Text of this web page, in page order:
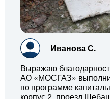
Иванова С.
Выражаю
АО «МОСГАЗ»
по программе